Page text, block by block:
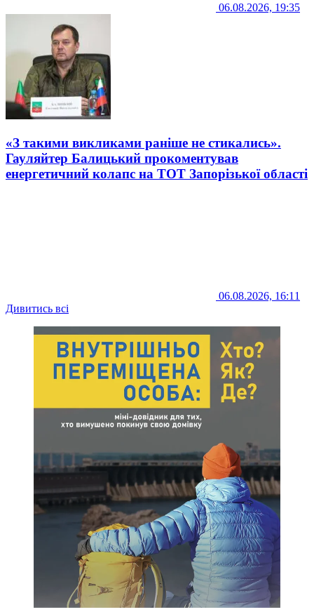
06.08.2026, 19:35
«З такими викликами раніше не стикались».
Гауляйтер Балицький прокоментував
енергетичний колапс на ТОТ Запорізької області
06.08.2026, 16:11
Дивитись всі